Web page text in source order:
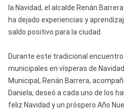
la Navidad, el alcalde Renán
ha dejado experiencias y
saldo positivo para la ciudad.
Durante este tradicional
municipales en vísperas de
Municipal, Renán Barrera,
Daniela, deseó a cada uno de los
feliz Navidad y un próspero Año